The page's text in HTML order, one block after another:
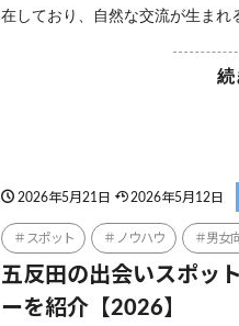
在しており、自然な交流が生まれ
続
2026年5月21日 2026年5月12日
スポット ノウハウ 男女
五反田の出会いスポッ
ーを紹介【2026】